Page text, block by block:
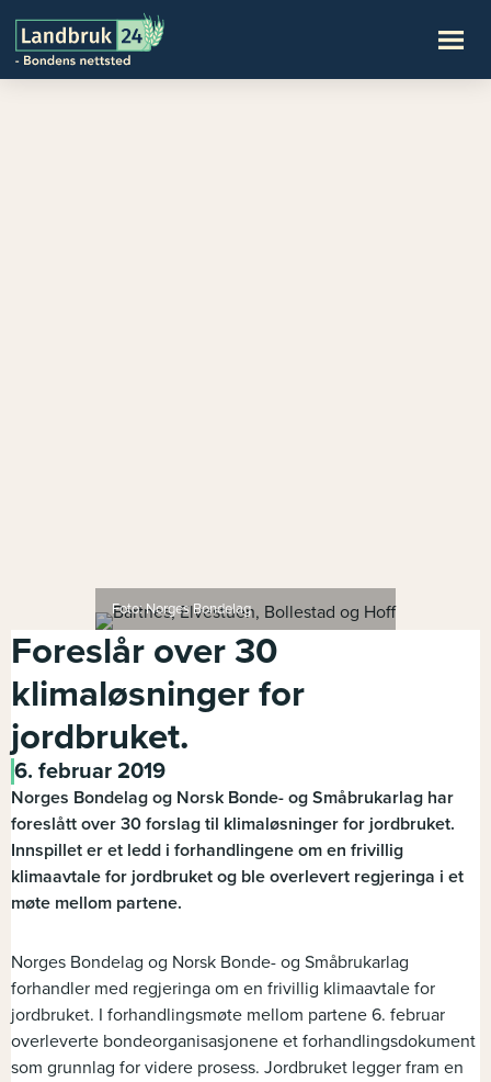
Foto: Norges Bondelag
Foreslår over 30
klimaløsninger for
jordbruket.
6. februar 2019
Norges Bondelag og Norsk Bonde- og Småbrukarlag har
foreslått over 30 forslag til klimaløsninger for jordbruket.
Innspillet er et ledd i forhandlingene om en frivillig
klimaavtale for jordbruket og ble overlevert regjeringa i et
møte mellom partene.
Norges Bondelag og Norsk Bonde- og Småbrukarlag
forhandler med regjeringa om en frivillig klimaavtale for
jordbruket. I forhandlingsmøte mellom partene 6. februar
overleverte bondeorganisasjonene et forhandlingsdokument
som grunnlag for videre prosess. Jordbruket legger fram en